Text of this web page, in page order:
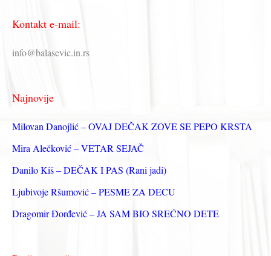
т
р
а
з
а
Kontakt e-mail:
info@balasevic.in.rs
Najnovije
Milovan Danojlić – OVAJ DEČAK ZOVE SE PEPO KRSTA
Mira Alečković – VETAR SEJAČ
Danilo Kiš – DEČAK I PAS (Rani jadi)
Ljubivoje Ršumović – PESME ZA DECU
Dragomir Đorđević – JA SAM BIO SREĆNO DETE